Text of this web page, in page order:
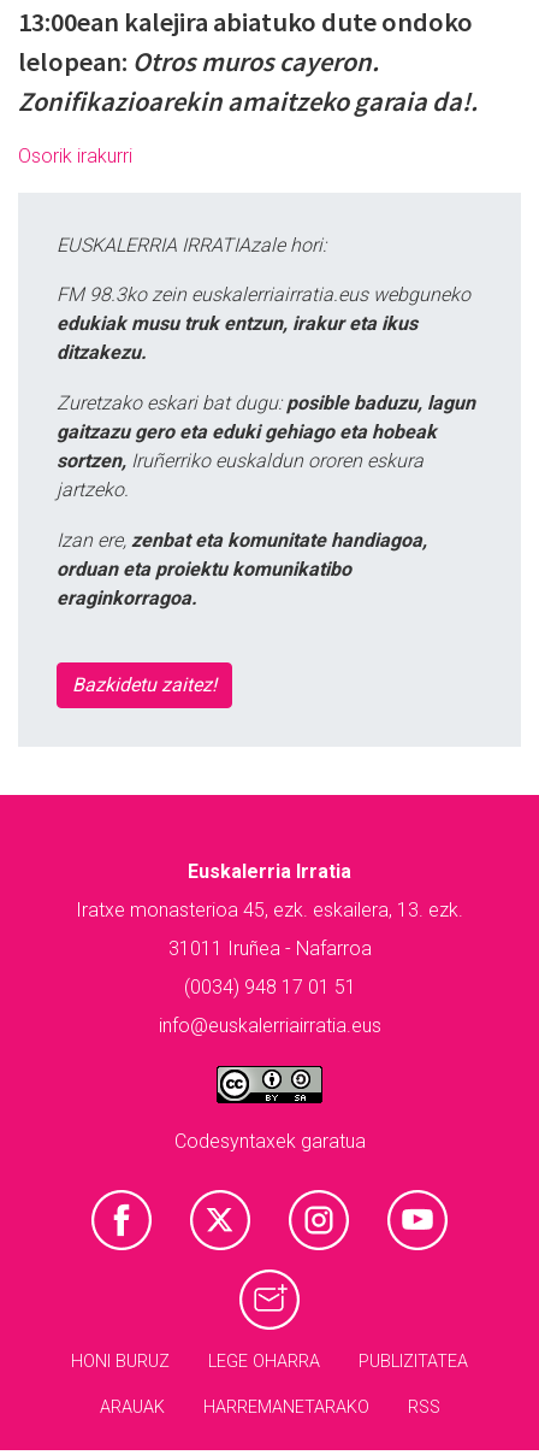
13:00ean kalejira abiatuko dute ondoko
lelopean: Otros muros cayeron.
Zonifikazioarekin amaitzeko garaia da!.
Osorik irakurri
EUSKALERRIA IRRATIAzale hori:
FM 98.3ko zein euskalerriairratia.eus webguneko
edukiak musu truk entzun, irakur eta ikus
ditzakezu.
Zuretzako eskari bat dugu: posible baduzu, lagun
gaitzazu gero eta eduki gehiago eta hobeak
sortzen, Iruñerriko euskaldun ororen eskura
jartzeko.
Izan ere, zenbat eta komunitate handiagoa,
orduan eta proiektu komunikatibo
eraginkorragoa.
Bazkidetu zaitez!
Euskalerria Irratia
Iratxe monasterioa 45, ezk. eskailera, 13. ezk.
31011 Iruñea - Nafarroa
(0034) 948 17 01 51
info@euskalerriairratia.eus
Codesyntaxek garatua
HONI BURUZ LEGE OHARRA PUBLIZITATEA
ARAUAK HARREMANETARAKO RSS